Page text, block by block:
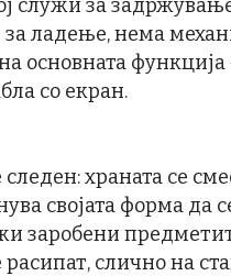
служи за
ладење, нема
основната
со екран.
храната се
својата форма да
заробени
расипат, слично на